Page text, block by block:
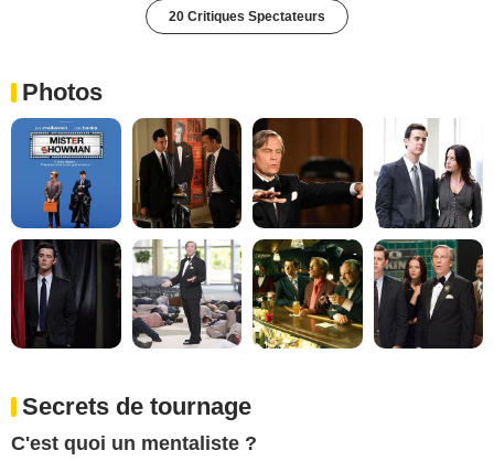
20 Critiques Spectateurs
Photos
Secrets de tournage
C'est quoi un mentaliste ?